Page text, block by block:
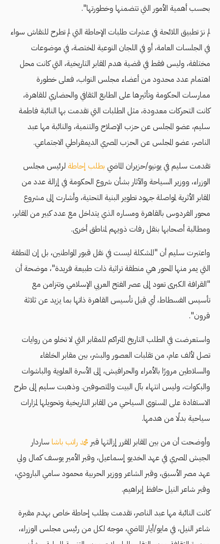
بحسب أهمية الأمور التي تتضمنها وخطورتها".
لم نرَ تطبيق اللائحة في عشرات طلبات الإحاطة التي لم تطرح للنقاش سواء
في الجلسات العامة، أو في اللجان النوعية المختصة، في موضوعات
مختلفة، وليس فقط في قضية هدم المقابر التاريخية، التي كانت محل
اهتمام عدد محدود من أعضاء مجلس النواب، فعلى خطورة
ممارسات الحكومة وتأثيرها على الطابع الثقافي والحضاري للقاهرة،
كانت التحركات معدودة، مثل الطلبات التي تقدمت بها النائبة فاطمة
سليم، عضو المجلس عن حزب الإصلاح والتنمية، والنائبة مها عبد
الناصر، عضو المجلس عن الحزب المصري الديمقراطي الاجتماعي.
تقدمت سليم في يونيو/حزيران الماضي بطلب إحاطة لرئيس مجلس
الوزراء، ووزير السياحة والآثار بشأن شروع الحكومة في إزالة عدد من
المقابر الأثرية لمواصلة جهود تطوير البنية التحتية، وأشارت إلى مشروع
محور الفردوس بالقاهرة ومساره الذي يتداخل مع عدد كبير من المقابر،
ومطالبة أصحابها بنقل رفات ذويهم لمناطق أخرى.
واعتبرت سليم أن "المشكلة ليست في نقل قبور المواطنين، بل إن المنطقة
التي يمر منها المحور هي منطقة تراثية ذات طبيعة فريدة"، موضحة أن
"القرافة الكبرى تعود إلى عصر الفتح العربي الإسلامي وتتزامن مع
تأسيس الفسطاط، أي قبل تأسيس القاهرة ذاتها بما يزيد عن ثلاثة
قرون".
واستعرضت في الطلب التاريخ المتراكم للمقابر التي لا تخلو من روايات
تصل لألف عام، من تقلبات العصور والبشر، بين مقابر الخلفاء
والسلاطين مرورًا بالأمراء والحرافيش، إلى الأسرة العلوية والباشوات
والبكوات، وليس انتهاء بآل البيت والمتصوفين. وذهبت سليم إلى طرح
الاستفادة على المستوى السياحي من المقابر التاريخية وتحويلها لمزارات
سياحية بدلًا من هدمها.
وأوضحت أن من بين المقابر المقرر إزالتها قبر محمد راتب باشا ساردار
الجيش المصري في عهد الخديو إسماعيل، وقبر الأمير يوسف كمال ولي
عهد مصر الأسبق، وقبر الشاعر ووزير الحربية محمود سامي البارودي،
وقبر شاعر النيل حافظ إبراهيم.
كانت النائبة مها عبد الناصر، تقدمت بطلب إحاطة خاص بهدم مقبرة
شاعر النيل، في مايو/أيار الماضي، موجه لكل من رئيس مجلس الوزراء،